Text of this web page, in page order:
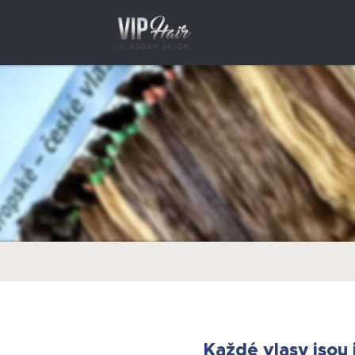
Každé vlasy